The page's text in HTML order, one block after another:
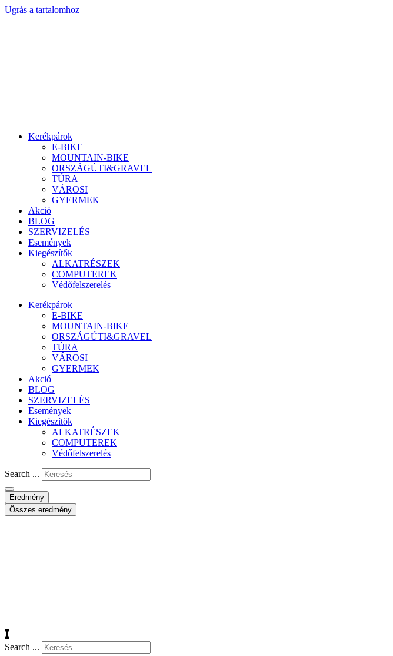
Ugrás a tartalomhoz
Kerékpárok
E-BIKE
MOUNTAIN-BIKE
ORSZÁGÚTI&GRAVEL
TÚRA
VÁROSI
GYERMEK
Akció
BLOG
SZERVIZELÉS
Események
Kiegészítők
ALKATRÉSZEK
COMPUTEREK
Védőfelszerelés
Kerékpárok
E-BIKE
MOUNTAIN-BIKE
ORSZÁGÚTI&GRAVEL
TÚRA
VÁROSI
GYERMEK
Akció
BLOG
SZERVIZELÉS
Események
Kiegészítők
ALKATRÉSZEK
COMPUTEREK
Védőfelszerelés
Search ...
Eredmény
Összes eredmény
0
Search ...